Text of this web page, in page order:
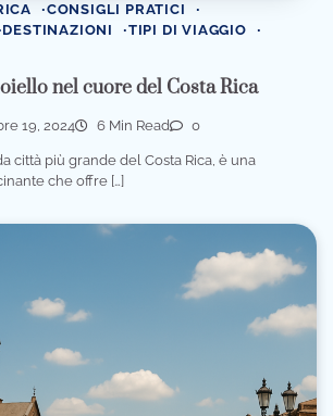
CONSIGLI PRATICI
DESTINAZIONI
TIPI DI VIAGGIO
nel cuore del Costa Rica
19, 2024 6 Min Read 0
città più grande del Costa Rica, è una
che offre […]